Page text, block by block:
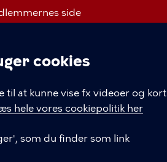
cookies
til at kunne vise fx videoer og kort
hele vores cookiepolitik her
som du finder som link
side